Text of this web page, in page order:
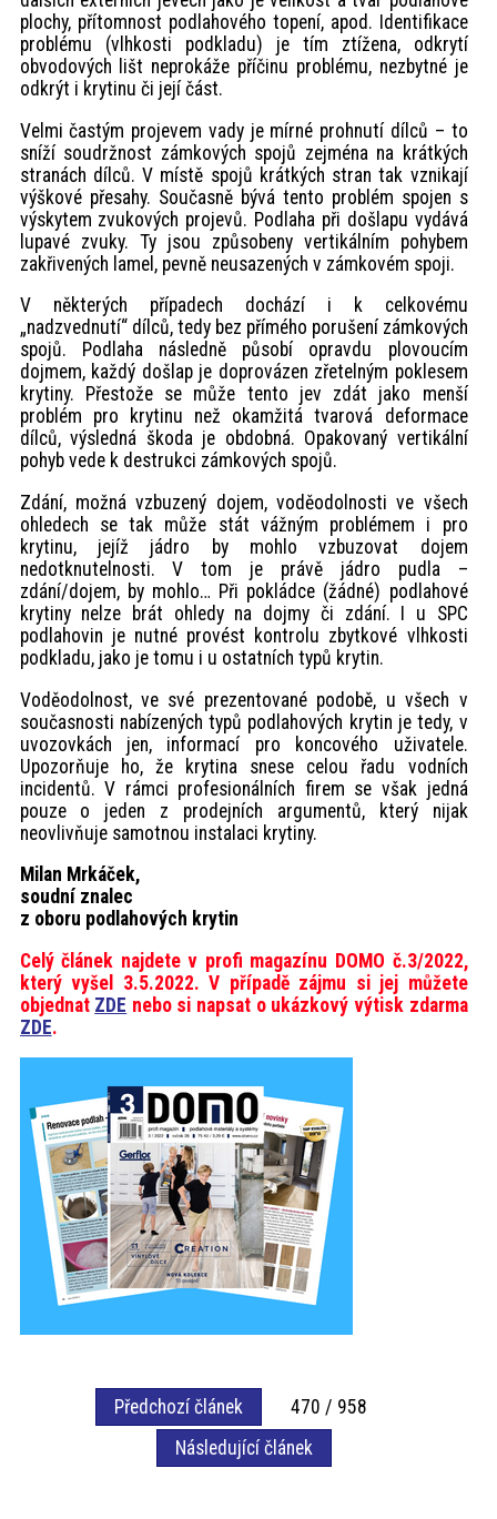
plochy, přítomnost podlahového topení, apod. Identifikace
problému (vlhkosti podkladu) je tím ztížena, odkrytí
obvodových lišt neprokáže příčinu problému, nezbytné je
odkrýt i krytinu či její část.
Velmi častým projevem vady je mírné prohnutí dílců – to
sníží soudržnost zámkových spojů zejména na krátkých
stranách dílců. V místě spojů krátkých stran tak vznikají
výškové přesahy. Současně bývá tento problém spojen s
výskytem zvukových projevů. Podlaha při došlapu vydává
lupavé zvuky. Ty jsou způsobeny vertikálním pohybem
zakřivených lamel, pevně neusazených v zámkovém spoji.
V některých případech dochází i k celkovému
„nadzvednutí“ dílců, tedy bez přímého porušení zámkových
spojů. Podlaha následně působí opravdu plovoucím
dojmem, každý došlap je doprovázen zřetelným poklesem
krytiny. Přestože se může tento jev zdát jako menší
problém pro krytinu než okamžitá tvarová deformace
dílců, výsledná škoda je obdobná. Opakovaný vertikální
pohyb vede k destrukci zámkových spojů.
Zdání, možná vzbuzený dojem, voděodolnosti ve všech
ohledech se tak může stát vážným problémem i pro
krytinu, jejíž jádro by mohlo vzbuzovat dojem
nedotknutelnosti. V tom je právě jádro pudla –
zdání/dojem, by mohlo… Při pokládce (žádné) podlahové
krytiny nelze brát ohledy na dojmy či zdání. I u SPC
podlahovin je nutné provést kontrolu zbytkové vlhkosti
podkladu, jako je tomu i u ostatních typů krytin.
Voděodolnost, ve své prezentované podobě, u všech v
současnosti nabízených typů podlahových krytin je tedy, v
uvozovkách jen, informací pro koncového uživatele.
Upozorňuje ho, že krytina snese celou řadu vodních
incidentů. V rámci profesionálních firem se však jedná
pouze o jeden z prodejních argumentů, který nijak
neovlivňuje samotnou instalaci krytiny.
Milan Mrkáček,
soudní znalec
z oboru podlahových krytin
Celý článek najdete v profi magazínu DOMO č.3/2022,
který vyšel 3.5.2022. V případě zájmu si jej můžete
objednat ZDE nebo si napsat o ukázkový výtisk zdarma
ZDE.
Předchozí článek
470 / 958
Následující článek